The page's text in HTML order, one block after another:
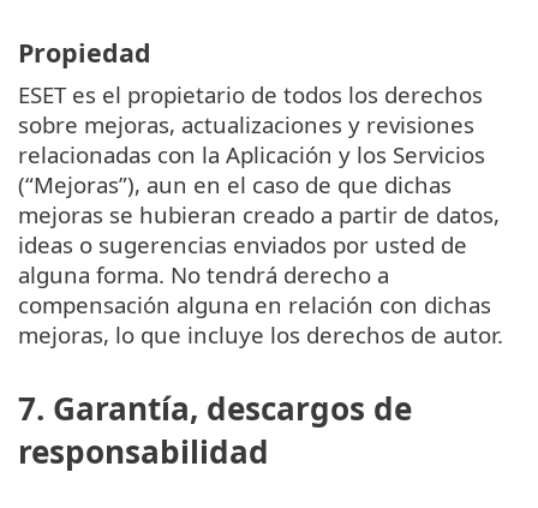
Propiedad
ESET es el propietario de todos los derechos
sobre mejoras, actualizaciones y revisiones
relacionadas con la Aplicación y los Servicios
(“Mejoras”), aun en el caso de que dichas
mejoras se hubieran creado a partir de datos,
ideas o sugerencias enviados por usted de
alguna forma. No tendrá derecho a
compensación alguna en relación con dichas
mejoras, lo que incluye los derechos de autor.
7. Garantía, descargos de
responsabilidad